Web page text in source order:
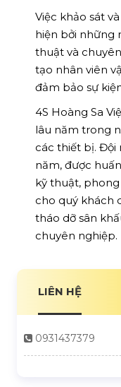
Việc khảo sát
hiện bởi những
thuật và
tạo nhân viên
đảm bảo sự
4S Hoàng Sa
lâu năm trong
các thiết bị. Đội
năm, được
kỹ thuật,
cho quý khách
tháo dỡ sân
chuyên nghiệp.
LIÊN HỆ
0931437379